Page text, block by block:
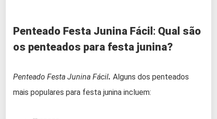
Penteado Festa Junina Fácil : Qual são
os penteados para festa junina?
Penteado Festa Junina Fácil. Alguns dos penteados
mais populares para festa junina incluem: